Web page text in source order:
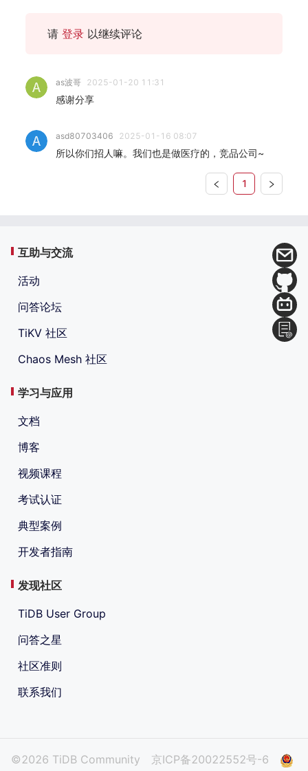
请 登录 以继续评论
as波哥 2025-01-20 11:31
感谢分享
asd80703406 2025-01-16 08:07
所以你们招人嘛。我们也是做医疗的，竞品公司~
1
互助与交流
活动
问答论坛
TiKV 社区
Chaos Mesh 社区
学习与应用
文档
博客
视频课程
考试认证
典型案例
开发者指南
发现社区
TiDB User Group
问答之星
社区准则
联系我们
©2026 TiDB Community
京ICP备20022552号-6